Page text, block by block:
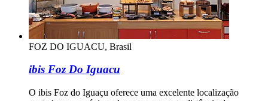
FOZ DO IGUACU, Brasil
ibis Foz Do Iguacu
O ibis Foz do Iguaçu oferece uma excelente localização